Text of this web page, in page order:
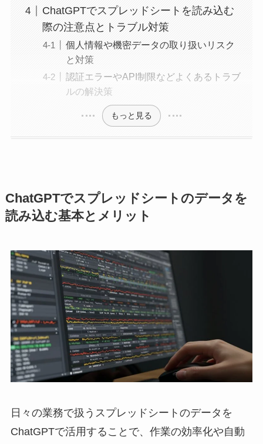
ChatGPTでスプレッドシートを読み込む
際の注意点とトラブル対策
個人情報や機密データの取り扱いリスク
と対策
認証エラーやAPI制限などよくあるトラブ
ルの解決策
もっと見る
ChatGPTでスプレッドシートのデータを
読み込む基本とメリット
日々の業務で扱うスプレッドシートのデータを
ChatGPTで活用することで、作業の効率化や自動